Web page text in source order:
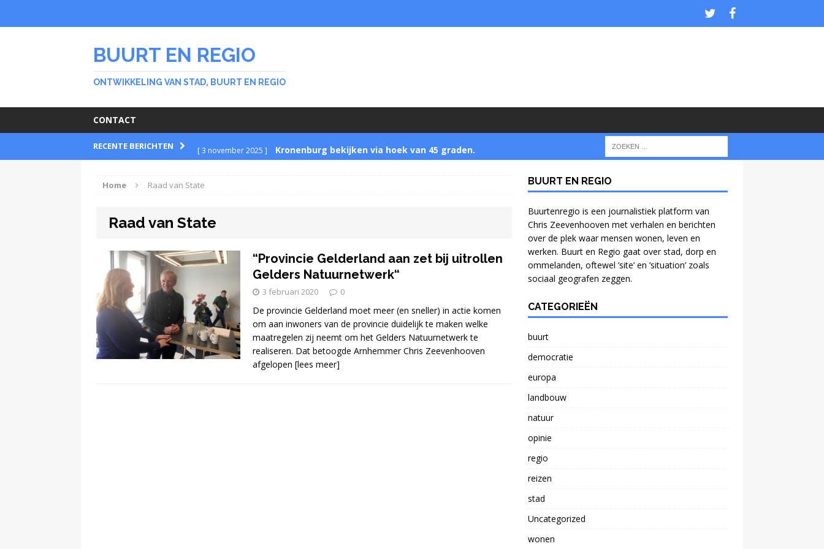
BUURT EN REGIO
ONTWIKKELING VAN STAD, BUURT EN REGIO
CONTACT
RECENTE BERICHTEN [ 3 november 2025 ] Kronenburg bekijken via hoek van 45 graden.
BUURT
[ 26 februari 2024 ]
Stichting Meerbomennu NATUUR
[ 13 februari 2024 ] Verlichting lasten boeren probleem voor Nederland
DEMOCRATIE
[ 24 februari 2026 ] Brief aan Paul Smeulders, wethouder in Arnhem.
Home Raad van State
Raad van State
“Provincie Gelderland aan zet bij uitrollen
Gelders Natuurnetwerk“
3 februari 2020 0
De provincie Gelderland moet meer (en sneller) in actie komen
om aan inwoners van de provincie duidelijk te maken welke
maatregelen zij neemt om het Gelders Natuurnetwerk te
realiseren. Dat betoogde Arnhemmer Chris Zeevenhooven
afgelopen [lees meer]
BUURT EN REGIO
Buurtenregio is een journalistiek platform van
Chris Zeevenhooven met verhalen en berichten
over de plek waar mensen wonen, leven en
werken. Buurt en Regio gaat over stad, dorp en
ommelanden, oftewel ’site’ en ’situation’ zoals
sociaal geografen zeggen.
CATEGORIEËN
buurt
democratie
europa
landbouw
natuur
opinie
regio
reizen
stad
Uncategorized
wonen